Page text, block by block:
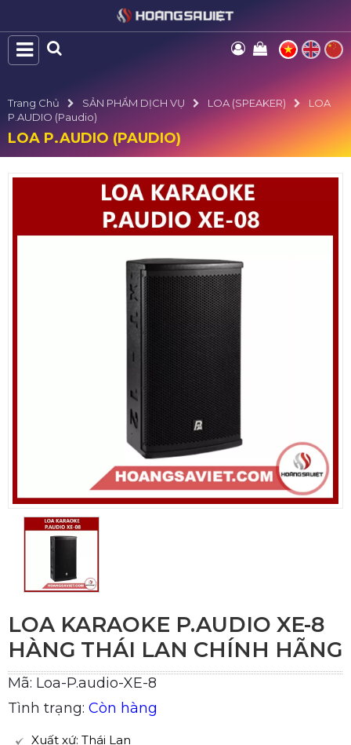
Trang Chủ SẢN PHẨM DỊCH VỤ LOA (SPEAKER)
LOA
P.AUDIO (Paudio)
LOA P.AUDIO (PAUDIO)
LOA KARAOKE P.AUDIO XE-8
HÀNG THÁI LAN CHÍNH HÃNG
Mã: Loa-P.audio-XE-8
Tình trạng: Còn hàng
Xuất xứ: Thái Lan